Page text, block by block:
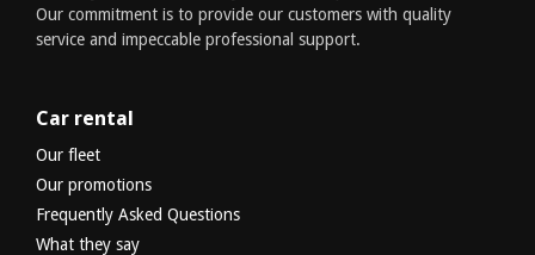
Our commitment is to provide our customers with quality
service and impeccable professional support.
Car rental
Our fleet
Our promotions
Frequently Asked Questions
What they say